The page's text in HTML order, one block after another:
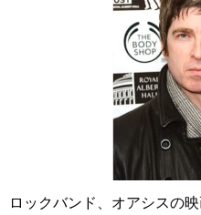
ロックバンド、オアシスの